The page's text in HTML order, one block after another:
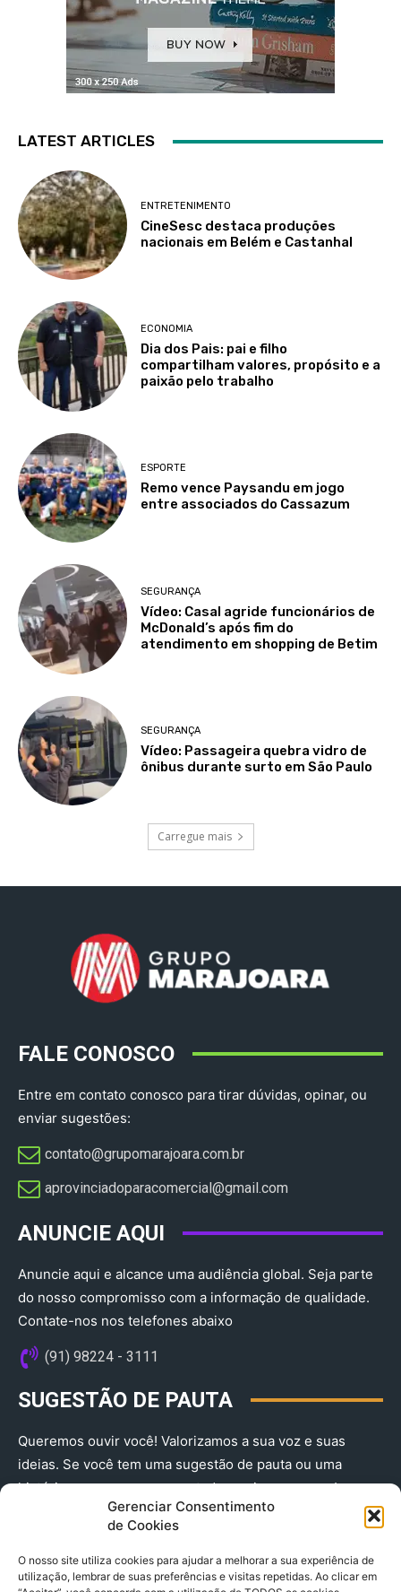
Gerenciar Consentimento
de Cookies
O nosso site utiliza cookies para ajudar a melhorar a sua experiência de
utilização, lembrar de suas preferências e visitas repetidas. Ao clicar em
LATEST ARTICLES
ENTRETENIMENTO
CineSesc destaca produções
nacionais em Belém e Castanhal
ECONOMIA
Dia dos Pais: pai e filho
compartilham valores, propósito e a
paixão pelo trabalho
ESPORTE
Remo vence Paysandu em jogo
entre associados do Cassazum
SEGURANÇA
Vídeo: Casal agride funcionários de
McDonald’s após fim do
atendimento em shopping de Betim
SEGURANÇA
Vídeo: Passageira quebra vidro de
ônibus durante surto em São Paulo
Carregue mais
FALE CONOSCO
Entre em contato conosco para tirar dúvidas, opinar, ou
enviar sugestões:
contato@grupomarajoara.com.br
aprovinciadoparacomercial@gmail.com​
ANUNCIE AQUI
Anuncie aqui e alcance uma audiência global. Seja parte
do nosso compromisso com a informação de qualidade.
Contate-nos nos telefones abaixo
(91) 98224 - 3111
SUGESTÃO DE PAUTA
Queremos ouvir você! Valorizamos a sua voz e suas
ideias. Se você tem uma sugestão de pauta ou uma
história que merece ser contada, envie-nos agora!
(91) 98224 - 3111